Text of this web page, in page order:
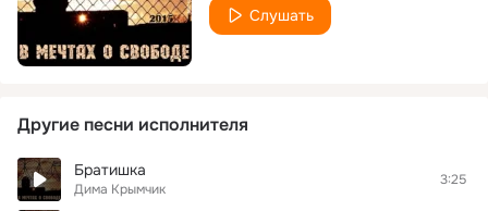
Слушать
Другие песни исполнителя
Братишка
Дима Крымчик
3:25